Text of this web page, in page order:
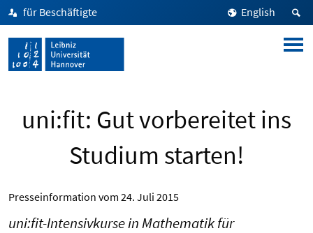
für Beschäftigte English
uni:fit: Gut vorbereitet ins
Studium starten!
Presseinformation vom 24. Juli 2015
uni:fit-Intensivkurse in Mathematik für